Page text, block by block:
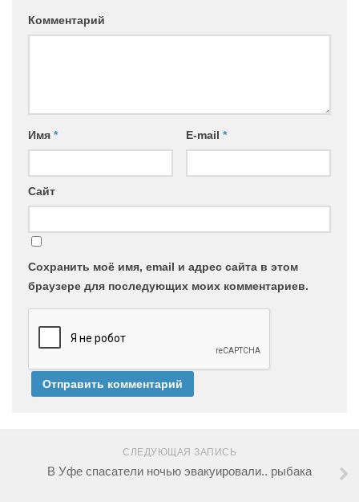
Комментарий
Имя * E-mail *
Сайт
Сохранить моё имя, email и адрес сайта в этом
браузере для последующих моих комментариев.
СЛЕДУЮЩАЯ ЗАПИСЬ
В Уфе спасатели ночью эвакуировали.. рыбака